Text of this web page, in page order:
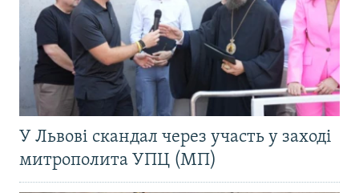
У Львові скандал через участь у заході
митрополита УПЦ (МП)